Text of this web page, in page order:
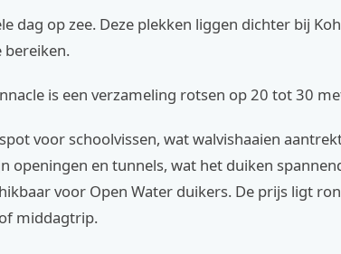
dag op zee. Deze plekken liggen dichter bij
bereiken.
is een verzameling rotsen op 20 tot 30
voor schoolvissen, wat walvishaaien
openingen en tunnels, wat het duiken
voor Open Water duikers. De prijs ligt
middagtrip.